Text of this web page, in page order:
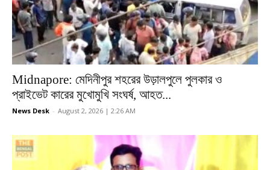
Midnapore: মেদিনীপুর শহরের উড়ালপুলে পুলকার ও
প্রাইভেট কারের মুখোমুখি সংঘর্ষ, আহত...
News Desk - August 2, 2026 | 2:26 AM